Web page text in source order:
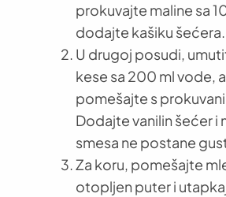
prokuvajte maline sa
dodajte kašiku šećera.
U drugoj posudi,
kese sa 200 ml vode,
pomešajte s
Dodajte vanilin šećer i
smesa ne postane
Za koru, pomešajte
otopljen puter i